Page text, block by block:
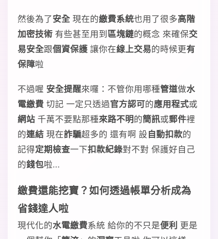
然後為了安全 現在的繳費系統也用了很多高階
加密技術 有些甚至用到區塊鏈的概念 來確保交
易安全跟個資保護 讓你在線上交易的時候更有
保障啦
不過喔 安全提醒來囉：不管你用哪種管道做水
電繳費 切記 一定只透過官方認可的應用程式或
網站 千萬不要點那種來路不明的簡訊或郵件裡
的連結 現在詐騙超多的 還有啊 設自動扣款的
記得定期檢查一下扣款紀錄對不對 保護好自己
的錢包啦...
繳費還能挖寶？如何透過帳單分析成為
省錢達人啦
現代化的水電繳費系統 給你的不只是便利 更是